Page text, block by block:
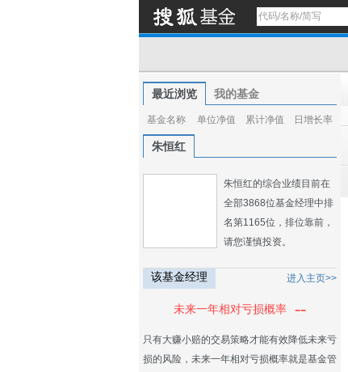
最近浏览 我的基金
基金名称 单位净值 累计净值 日增长率
朱恒红
朱恒红的综合业绩目前在
全部3868位基金经理中排
名第1165位，排位靠前，
请您谨慎投资。
该基金经理 进入主页>>
未来一年相对亏损概率 --
只有大赚小赔的交易策略才能有效降低未来亏
损的风险，未来一年相对亏损概率就是基金管